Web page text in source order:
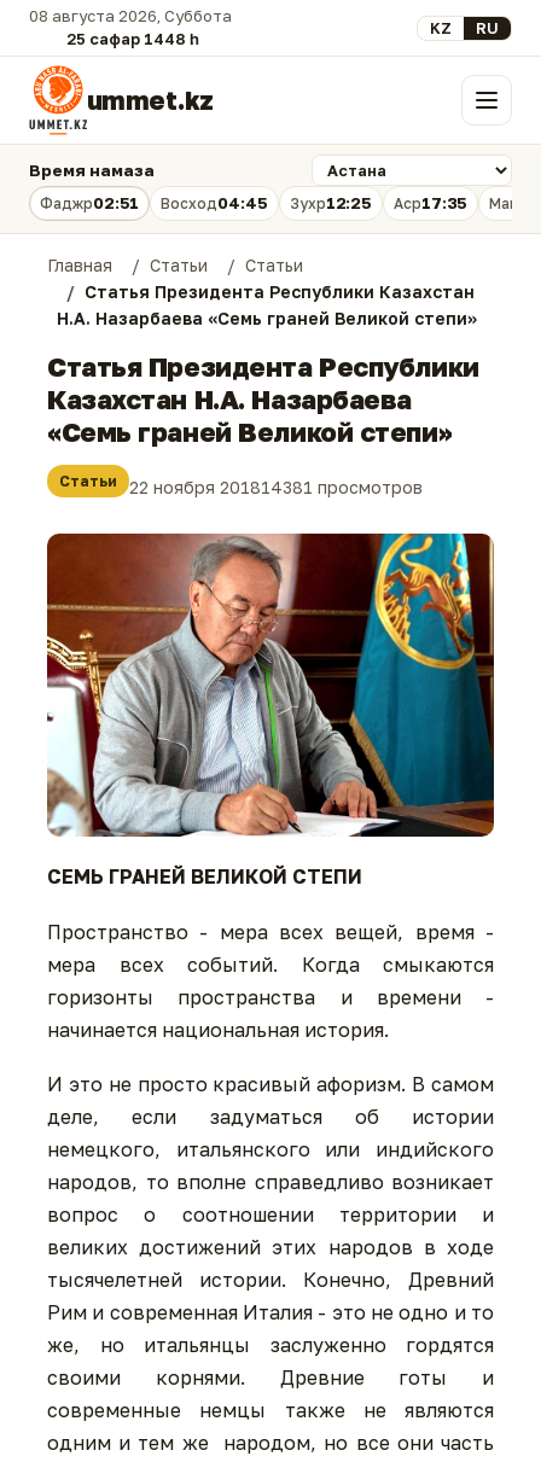
08 августа 2026, Суббота
25 сафар 1448 һ.
Выберите язык
KZ RU
ummet.kz Меню
Время намаза
Фаджр02:51 Восход04:45 Зухр12:25 Аср17:35
Главная Статьи
Статьи
Статья Президента Республики Казахстан
Н.А. Назарбаева «Семь граней Великой степи»
Статья Президента Республики
Казахстан Н.А. Назарбаева
«Семь граней Великой степи»
Статьи 22 ноября 201814381 просмотров
СЕМЬ ГРАНЕЙ ВЕЛИКОЙ СТЕПИ
Пространство - мера всех вещей, время -
мера всех событий. Когда смыкаются
горизонты пространства и времени -
начинается национальная история.
И это не просто красивый афоризм. В самом
деле, если задуматься об истории
немецкого, итальянского или индийского
народов, то вполне справедливо возникает
вопрос о соотношении территории и
великих достижений этих народов в ходе
тысячелетней истории. Конечно, Древний
Рим и современная Италия - это не одно и то
же, но итальянцы заслуженно гордятся
своими корнями. Древние готы и
современные немцы также не являются
одним и тем же народом, но все они часть